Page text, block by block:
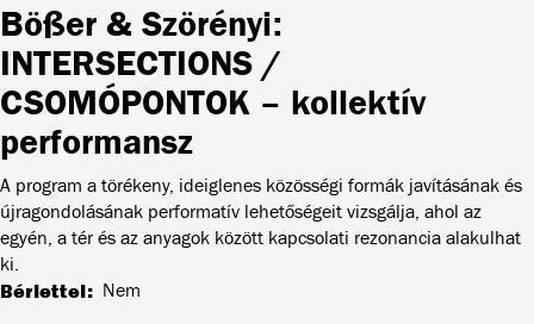
Bößer & Szörényi:
INTERSECTIONS /
CSOMÓPONTOK – kollektív
performansz
A program a törékeny, ideiglenes közösségi formák javításának és
újragondolásának performatív lehetőségeit vizsgálja, ahol az
egyén, a tér és az anyagok között kapcsolati rezonancia alakulhat
ki.
Bérlettel Nem